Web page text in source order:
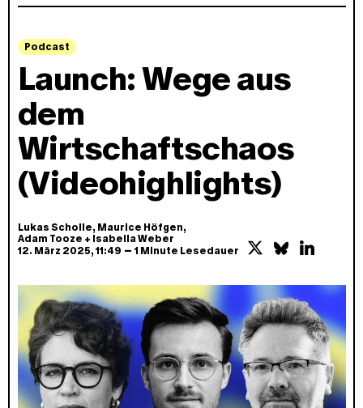
Podcast
Launch: Wege aus
dem
Wirtschaftschaos
(Videohighlights)
Lukas Scholle, Maurice Höfgen,
Adam Tooze + Isabella Weber
12. März 2025, 11:49 –1 Minute Lesedauer